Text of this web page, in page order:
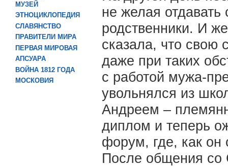
МУЗЕЙ
ЭТНОЦИКЛОПЕДИЯ
СЛАВЯНСТВО
ПРАВИТЕЛИ МИРА
ПЕРВАЯ МИРОВАЯ
АПСУАРА
ВОЙНА 1812 ГОДА
МОСКОВИЯ
не желая отдавать
родственники. И
сказала, что свою
даже при таких
с работой мужа-
увольнялся из
Андреем –
диплом и теперь
форум, где, как он
После общения со